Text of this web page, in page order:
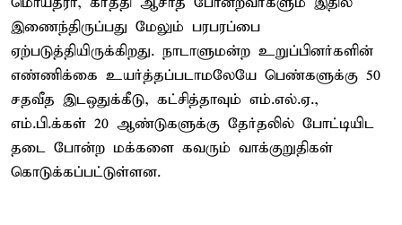
இணைந்திருப்பது மேலும் பரபரப்பை
ஏற்படுத்தியிருக்கிறது. நாடாளுமன்ற உறுப்பினர்களின்
எண்ணிக்கை உயர்த்தப்படாமலேயே பெண்களுக்கு 50
சதவீத இடஒதுக்கீடு, கட்சித்தாவும் எம்.எல்.ஏ.,
எம்.பி.க்கள் 20 ஆண்டுகளுக்கு தேர்தலில் போட்டியிட
தடை போன்ற மக்களை கவரும் வாக்குறுதிகள்
கொடுக்கப்பட்டுள்ளன.